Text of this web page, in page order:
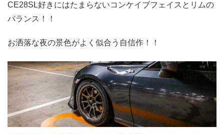
CE28SL好きにはたまらないコンケイブフェイスとリムの
バランス！！
お洒落な夜の景色がよく似合う自信作！！